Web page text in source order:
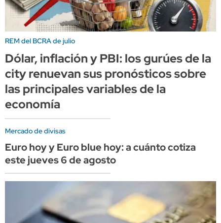
REM del BCRA de julio
Dólar, inflación y PBI: los gurúes de la
city renuevan sus pronósticos sobre
las principales variables de la
economía
Mercado de divisas
Euro hoy y Euro blue hoy: a cuánto cotiza
este jueves 6 de agosto